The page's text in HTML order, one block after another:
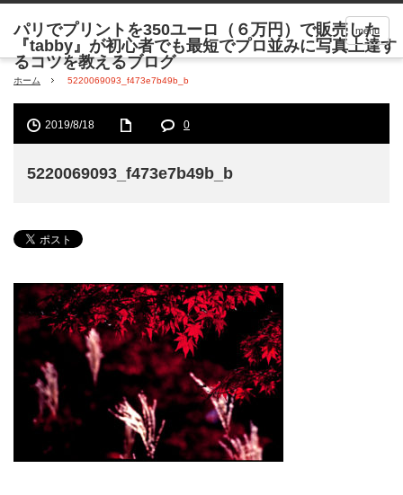
menu
ホーム 5220069093_f473e7b49b_b
2019/8/18 0
5220069093_f473e7b49b_b